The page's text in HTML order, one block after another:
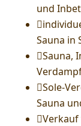
und

Sauna in
Sauna,
Sole-
Sauna
